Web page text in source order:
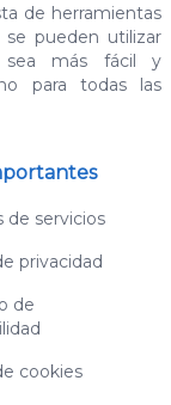
de herramientas
pueden utilizar
sea más fácil y
para todas las
de servicios
privacidad
de
cookies